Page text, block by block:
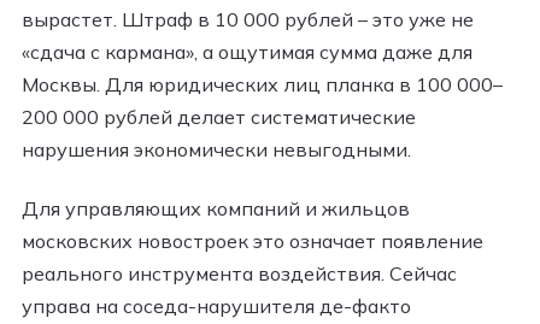
вырастет. Штраф в 10 000 рублей – это уже не
«сдача с кармана», а ощутимая сумма даже для
Москвы. Для юридических лиц планка в 100 000–
200 000 рублей делает систематические
нарушения экономически невыгодными.
Для управляющих компаний и жильцов
московских новостроек это означает появление
реального инструмента воздействия. Сейчас
управа на соседа-нарушителя де-факто